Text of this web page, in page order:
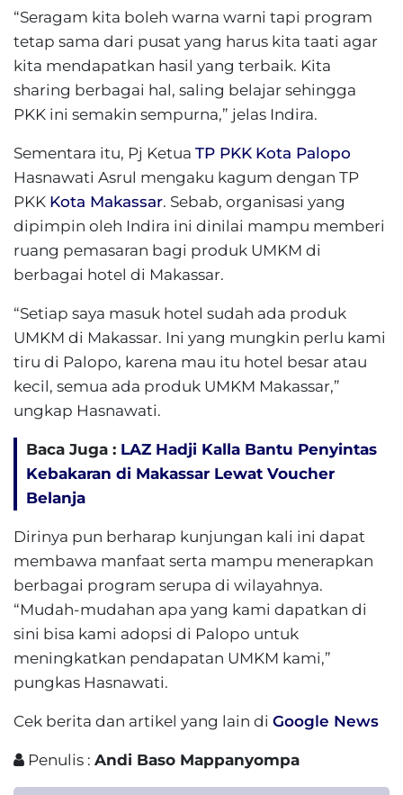
“Seragam kita boleh warna warni tapi program
tetap sama dari pusat yang harus kita taati agar
kita mendapatkan hasil yang terbaik. Kita
sharing berbagai hal, saling belajar sehingga
PKK ini semakin sempurna,” jelas Indira.
Sementara itu, Pj Ketua TP PKK Kota Palopo
Hasnawati Asrul mengaku kagum dengan TP
PKK Kota Makassar. Sebab, organisasi yang
dipimpin oleh Indira ini dinilai mampu memberi
ruang pemasaran bagi produk UMKM di
berbagai hotel di Makassar.
“Setiap saya masuk hotel sudah ada produk
UMKM di Makassar. Ini yang mungkin perlu kami
tiru di Palopo, karena mau itu hotel besar atau
kecil, semua ada produk UMKM Makassar,”
ungkap Hasnawati.
Baca Juga : LAZ Hadji Kalla Bantu Penyintas
Kebakaran di Makassar Lewat Voucher
Belanja
Dirinya pun berharap kunjungan kali ini dapat
membawa manfaat serta mampu menerapkan
berbagai program serupa di wilayahnya.
“Mudah-mudahan apa yang kami dapatkan di
sini bisa kami adopsi di Palopo untuk
meningkatkan pendapatan UMKM kami,”
pungkas Hasnawati.
Cek berita dan artikel yang lain di Google News
Penulis : Andi Baso Mappanyompa